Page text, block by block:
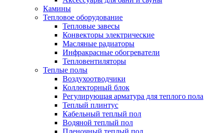
Камины
Тепловое оборудование
Тепловые завесы
Конвекторы электрические
Масляные радиаторы
Инфракрасные обогреватели
Тепловентиляторы
Теплые полы
Воздухоотводчики
Коллекторный блок
Регулирующая арматура для теплого пола
Теплый плинтус
Кабельный теплый пол
Водяной теплый пол
Пленочный теплый пол